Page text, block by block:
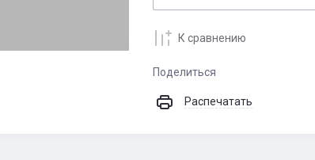
К сравнению
Поделиться
Распечатать